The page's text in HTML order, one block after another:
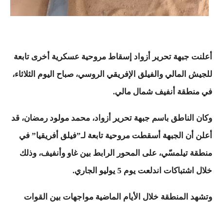
أعلنت جبهة تحرير أزواد إسقاط مروحية عسكرية أخرى تابعة
للجيش المالي والفيلق الإفريقي الروسي، صباح اليوم الثلاثاء،
في منطقة أنفيف شمال مالي.
وكان الناطق باسم جبهة تحرير أزواد، محمد مولود رمضان، قد
أعلن أن الجبهة أسقطت مروحية تابعة لـ”فيلق أفريقيا” في
منطقة تيلمسّي، على المحور الرابط بين غاو وأنفيف، وذلك
خلال اشتباكات اندلعت يوم 5 يوليو الجاري.
وتشهد المنطقة خلال الأيام الماضية مواجهات بين القوات